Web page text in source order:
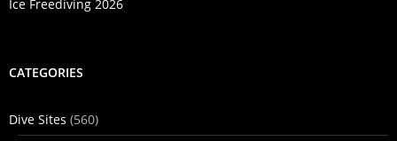
Ice Freediving 2026
CATEGORIES
Dive Sites (560)